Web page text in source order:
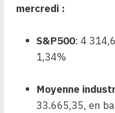
mercredi :
S&P500: 4
1,34%
Moyenne
33.665,35, en